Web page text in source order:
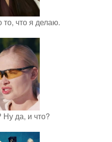
что я делаю.
да, и что?